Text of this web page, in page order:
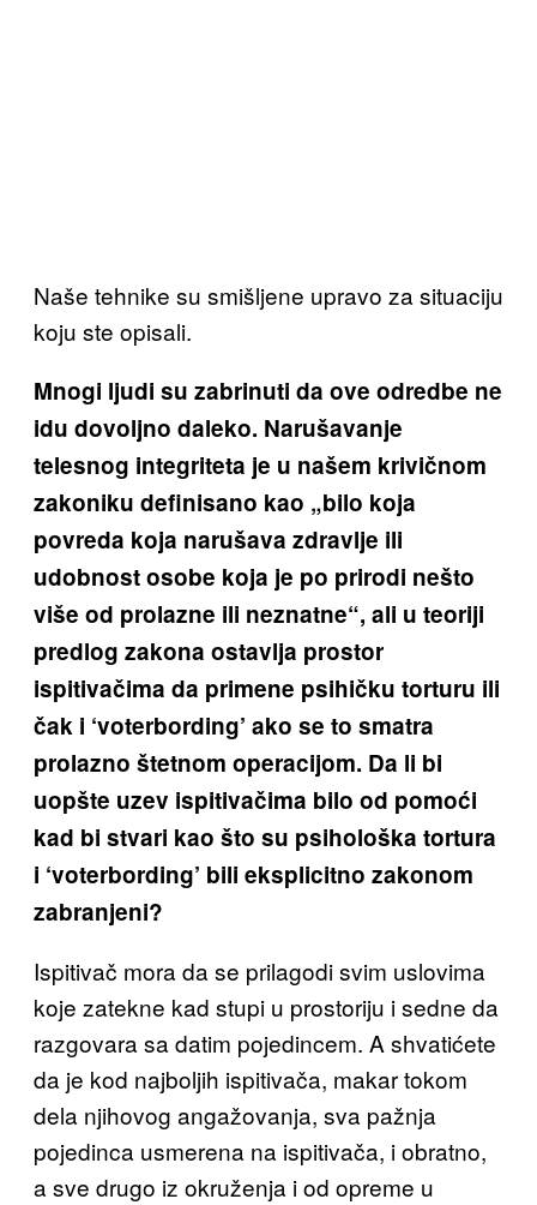
Naše tehnike su smišljene upravo za situaciju
koju ste opisali.
Mnogi ljudi su zabrinuti da ove odredbe ne
idu dovoljno daleko. Narušavanje
telesnog integriteta je u našem krivičnom
zakoniku definisano kao „bilo koja
povreda koja narušava zdravlje ili
udobnost osobe koja je po prirodi nešto
više od prolazne ili neznatne“, ali u teoriji
predlog zakona ostavlja prostor
ispitivačima da primene psihičku torturu ili
čak i ‘voterbording’ ako se to smatra
prolazno štetnom operacijom. Da li bi
uopšte uzev ispitivačima bilo od pomoći
kad bi stvari kao što su psihološka tortura
i ‘voterbording’ bili eksplicitno zakonom
zabranjeni?
Ispitivač mora da se prilagodi svim uslovima
koje zatekne kad stupi u prostoriju i sedne da
razgovara sa datim pojedincem. A shvatićete
da je kod najboljih ispitivača, makar tokom
dela njihovog angažovanja, sva pažnja
pojedinca usmerena na ispitivača, i obratno,
a sve drugo iz okruženja i od opreme u